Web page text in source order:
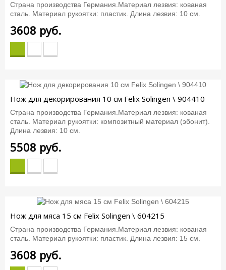
Страна производства Германия.Материал лезвия: кованая
сталь. Материал рукоятки: пластик. Длина лезвия: 10 см.
3608 руб.
Нож для декорирования 10 см Felix Solingen \ 904410
Страна производства Германия.Материал лезвия: кованая
сталь. Материал рукоятки: композитный материал (эбонит).
Длина лезвия: 10 см.
5508 руб.
Нож для мяса 15 см Felix Solingen \ 604215
Страна производства Германия.Материал лезвия: кованая
сталь. Материал рукоятки: пластик. Длина лезвия: 15 см.
3608 руб.